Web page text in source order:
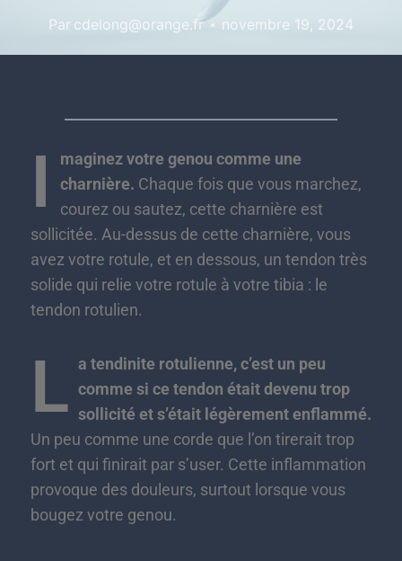
Par cdelong@orange.fr novembre 19, 2024
I
maginez votre genou comme une
charnière. Chaque fois que vous marchez,
courez ou sautez, cette charnière est
sollicitée. Au-dessus de cette charnière, vous
avez votre rotule, et en dessous, un tendon très
solide qui relie votre rotule à votre tibia : le
tendon rotulien.
L a tendinite rotulienne, c’est un peu
comme si ce tendon était devenu trop
sollicité et s’était légèrement enflammé.
Un peu comme une corde que l’on tirerait trop
fort et qui finirait par s’user. Cette inflammation
provoque des douleurs, surtout lorsque vous
bougez votre genou.